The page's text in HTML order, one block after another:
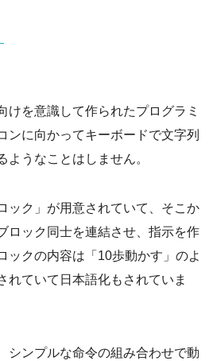
けを意識して作られたプログラミ
ンに向かってキーボードで文字列
ようなことはしません。
ック」が用意されていて、そこか
ロック同士を連結させ、指示を作
ックの内容は「10歩動かす」のよ
れていて日本語化もされていま
シンプルな命令の組み合わせで動